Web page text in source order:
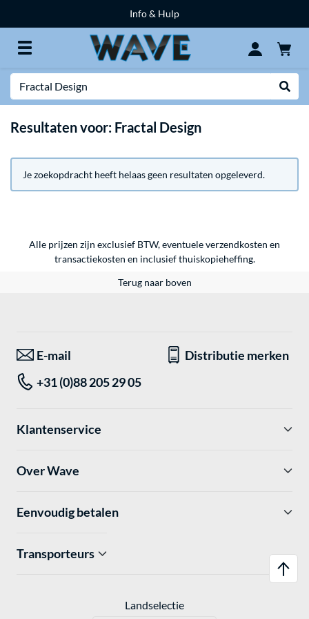
Info & Hulp
Resultaten voor: Fractal Design
Je zoekopdracht heeft helaas geen resultaten opgeleverd.
Alle prijzen zijn exclusief BTW, eventuele verzendkosten en
transactiekosten en inclusief thuiskopieheffing.
Terug naar boven
E-mail
Distributie merken
+31 (0)88 205 29 05
Klantenservice
Over Wave
Eenvoudig betalen
Transporteurs
Landselectie